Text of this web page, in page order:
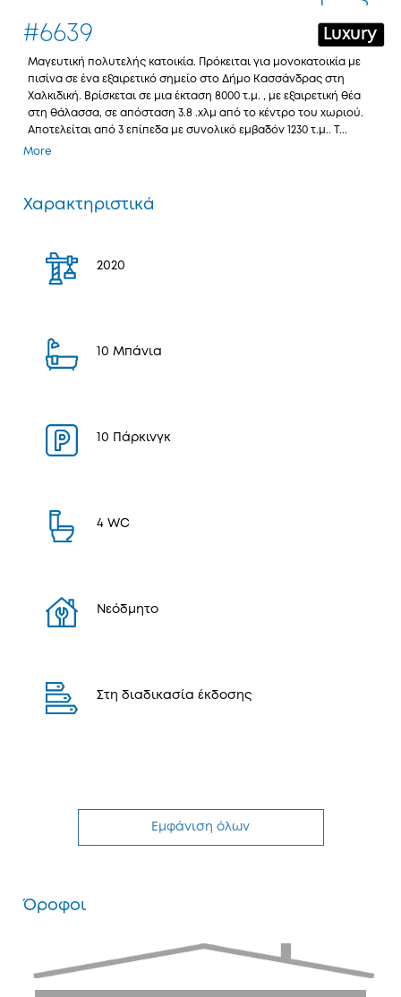
#6639
Luxury
Μαγευτική πολυτελής κατοικία. Πρόκειται για μονοκατοικία με
πισίνα σε ένα εξαιρετικό σημείο στο Δήμο Κασσάνδρας στη
Χαλκιδική. Βρίσκεται σε μια έκταση 8000 τ.μ. , με εξαιρετική θέα
στη θάλασσα, σε απόσταση 3.8 .χλμ από το κέντρο του χωριού.
Αποτελείται από 3 επίπεδα με συνολικό εμβαδόν 1230 τ.μ.. Τ...
More
Χαρακτηριστικά
2020
10 Μπάνια
10 Πάρκινγκ
4 WC
Νεόδμητο
Στη διαδικασία έκδοσης
Εμφάνιση όλων
Όροφοι